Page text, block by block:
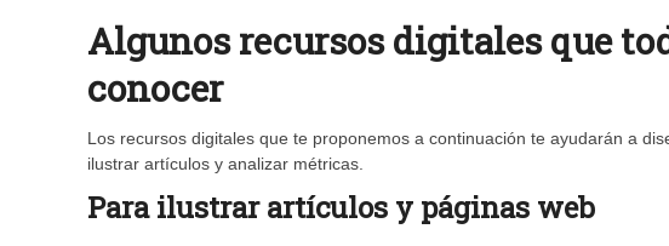
Algunos recursos digitales que
conocer
Los recursos digitales que te proponemos a continuación te ayudarán a
ilustrar artículos y analizar métricas.
Para ilustrar artículos y páginas web